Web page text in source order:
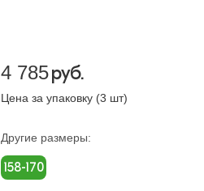
4 785руб.
Цена за упаковку (3 шт)
Другие размеры:
158-170